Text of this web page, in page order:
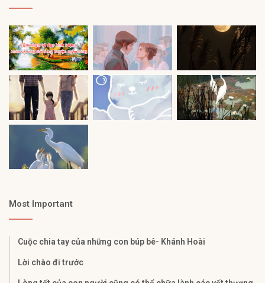
Most Important
Cuộc chia tay của những con búp bê- Khánh Hoài
Lời chào đi trước